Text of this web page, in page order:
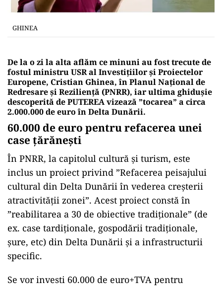
GHINEA
De la o zi la alta aflăm ce minuni au fost trecute de
fostul ministru USR al Investițiilor și Proiectelor
Europene, Cristian Ghinea, în Planul Național de
Redresare și Reziliență (PNRR), iar ultima ghidușie
descoperită de PUTEREA vizează ”tocarea” a circa
2.000.000 de euro în Delta Dunării.
60.000 de euro pentru refacerea unei
case țărănești
În PNRR, la capitolul cultură și turism, este
inclus un proiect privind ”Refacerea peisajului
cultural din Delta Dunării în vederea creșterii
atractivității zonei”. Acest proiect constă în
”reabilitarea a 30 de obiective tradiționale” (de
ex. case tardiționale, gospodării tradiționale,
șure, etc) din Delta Dunării și a infrastructurii
specific.
Se vor investi 60.000 de euro+TVA pentru